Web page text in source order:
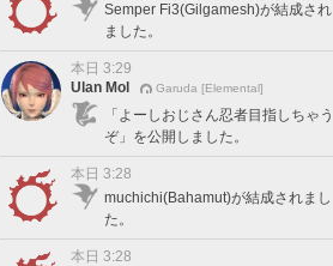
Semper Fi3(Gilgamesh)が結成され
ました。
本日 3:29
Ulan Mol
Garuda [Elemental]
「よーしおじさん忍者目指しちゃう
ぞ」を公開しました。
本日 3:28
muchichi(Bahamut)が結成されまし
た。
本日 3:28